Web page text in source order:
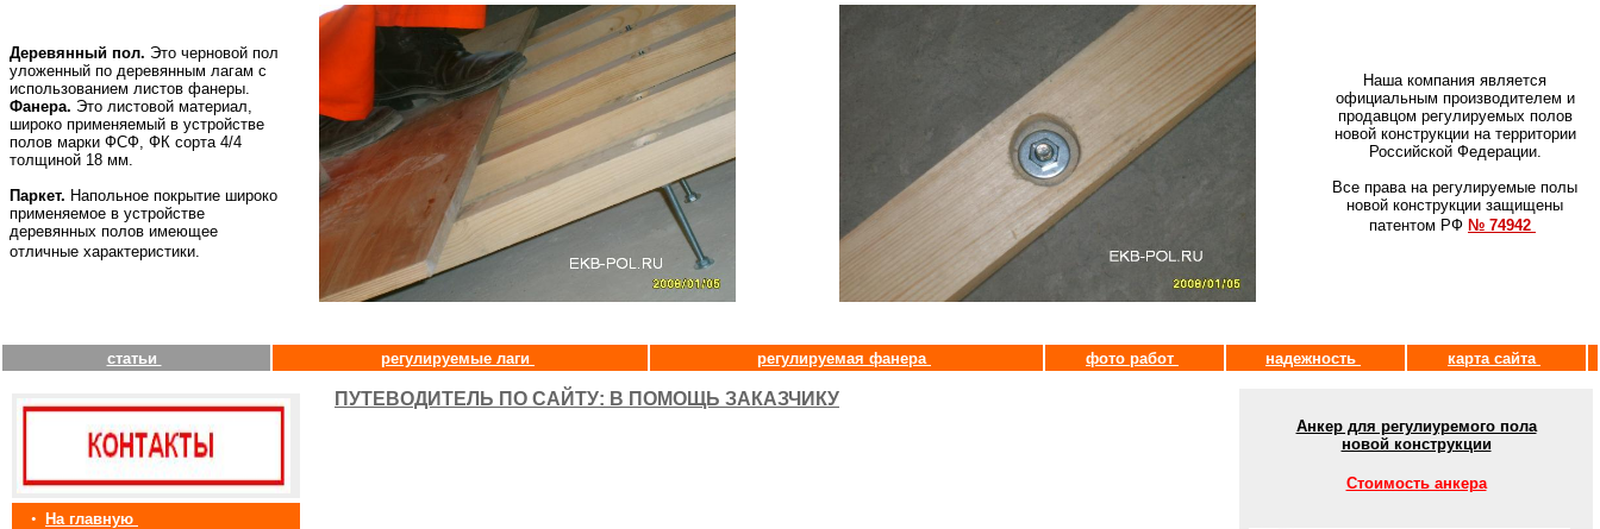
Деревянный пол. Это черновой пол
уложенный по деревянным лагам с
использованием листов фанеры.
Фанера. Это листовой материал,
широко применяемый в устройстве
полов марки ФСФ, ФК сорта 4/4
толщиной 18 мм.
Паркет. Напольное покрытие широко
применяемое в устройстве
деревянных полов имеющее
отличные характеристики.
Наша компания является
официальным производителем и
продавцом регулируемых полов
новой конструкции на территории
Российской Федерации.
Все права на регулируемые полы
новой конструкции защищены
патентом РФ № 74942
статьи регулируемые лаги регулируемая фанера фото работ надежность карта сайта
• На главную
ПУТЕВОДИТЕЛЬ ПО САЙТУ: В ПОМОЩЬ ЗАКАЗЧИКУ
Анкер для регулиуремого пола
новой конструкции
Стоимость анкера